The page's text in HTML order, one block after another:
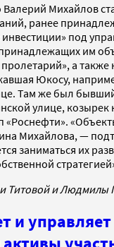
Валерий Михайлов
ранее
под
им
а
Юкосу,
Там же был
улице, козырек
«Роснефти».
Михайлова, —
заниматься их
Титовой и Людмилы
и